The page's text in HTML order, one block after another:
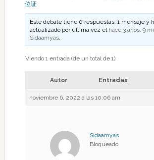
位证
Este debate tiene 0 respuestas, 1 mensaje y
actualizado por última vez el hace 3 años, 9
Sidaamyas.
Viendo 1 entrada (de un total de 1)
Autor Entradas
noviembre 6, 2022 a las 10:06 am
Sidaamyas
Bloqueado